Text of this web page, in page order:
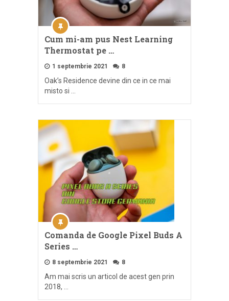
Cum mi-am pus Nest Learning
Thermostat pe …
1 septembrie 2021 8
Oak’s Residence devine din ce in ce mai
misto si …
Comanda de Google Pixel Buds A
Series …
8 septembrie 2021 8
Am mai scris un articol de acest gen prin
2018, …